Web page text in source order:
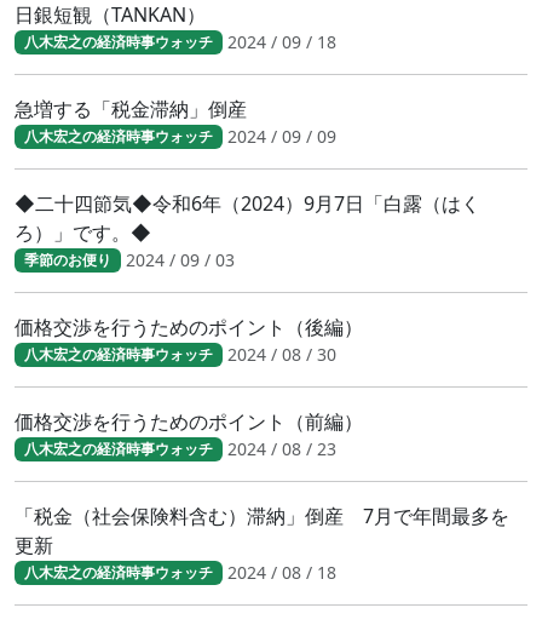
日銀短観（TANKAN）
八木宏之の経済時事ウォッチ 2024 / 09 / 18
急増する「税金滞納」倒産
八木宏之の経済時事ウォッチ 2024 / 09 / 09
◆二十四節気◆令和6年（2024）9月7日「白露（はく
ろ）」です。◆
季節のお便り 2024 / 09 / 03
価格交渉を行うためのポイント（後編）
八木宏之の経済時事ウォッチ 2024 / 08 / 30
価格交渉を行うためのポイント（前編）
八木宏之の経済時事ウォッチ 2024 / 08 / 23
「税金（社会保険料含む）滞納」倒産 7月で年間最多を
更新
八木宏之の経済時事ウォッチ 2024 / 08 / 18